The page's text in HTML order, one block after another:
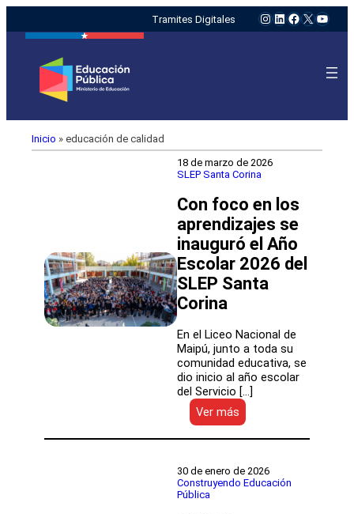
Tramites Digitales Instagram
LinkedIn
Facebook
X
Inicio » educación de calidad
18 de marzo de 2026
SLEP Santa Corina
Con foco en los
aprendizajes se
inauguró el Año
Escolar 2026 del
SLEP Santa
Corina
En el Liceo Nacional de
Maipú, junto a toda su
comunidad educativa, se
dio inicio al año escolar
del Servicio […]
Ver más
Con
foco
los
aprendizajes
30 de enero de 2026
Construyendo Educación
Pública